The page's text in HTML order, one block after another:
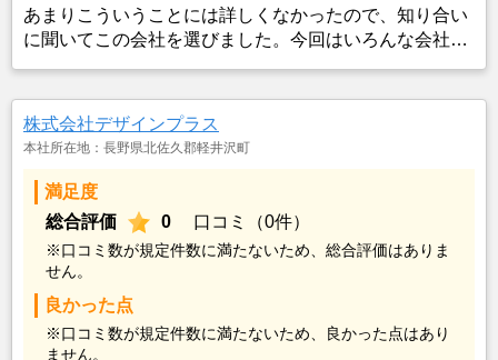
あまりこういうことには詳しくなかったので、知り合い
に聞いてこの会社を選びました。今回はいろんな会社を
株式会社デザインプラス
本社所在地：長野県北佐久郡軽井沢町
満足度
総合評価
0 口コミ（0件）
※口コミ数が規定件数に満たないため、総合評価はありま
せん。
良かった点
※口コミ数が規定件数に満たないため、良かった点はあり
ません。